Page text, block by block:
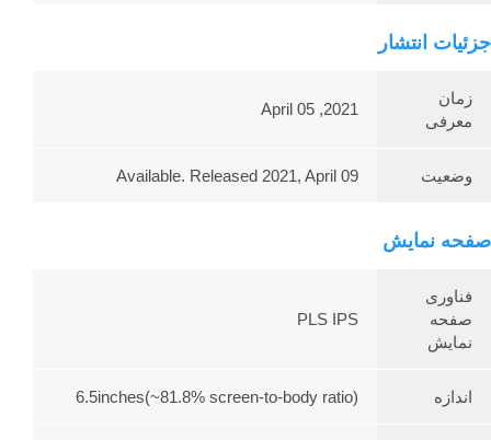
جزئیات انتشار
زمان
معرفی
2021, April 05
وضعیت Available. Released 2021, April 09
صفحه نمایش
فناوری
صفحه
نمایش
PLS IPS
اندازه 6.5inches(~81.8% screen-to-body ratio)